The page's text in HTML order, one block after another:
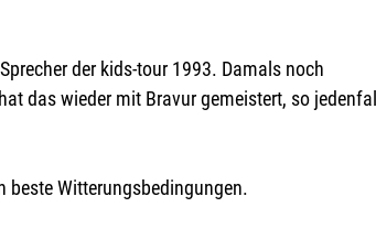
der kids-tour 1993. Damals noch
das wieder mit Bravur gemeistert, so jedenfall
beste Witterungsbedingungen.